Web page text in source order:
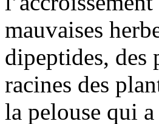
mauvaises
dipeptides, des
racines des
la pelouse qui a